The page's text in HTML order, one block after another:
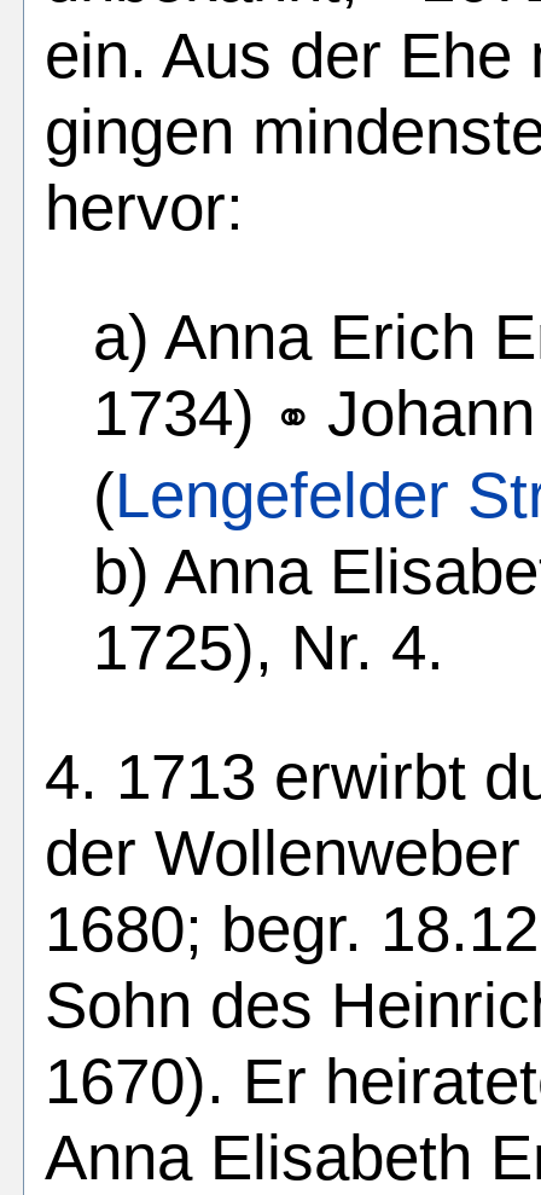
ein. Aus der Ehe
gingen
hervor:
a) Anna Erich
1734) ⚭
(Lengefelder
b) Anna
1725), Nr. 4.
4. 1713 erwirbt
der
1680; begr.
Sohn des
1670). Er
Anna Elisabeth